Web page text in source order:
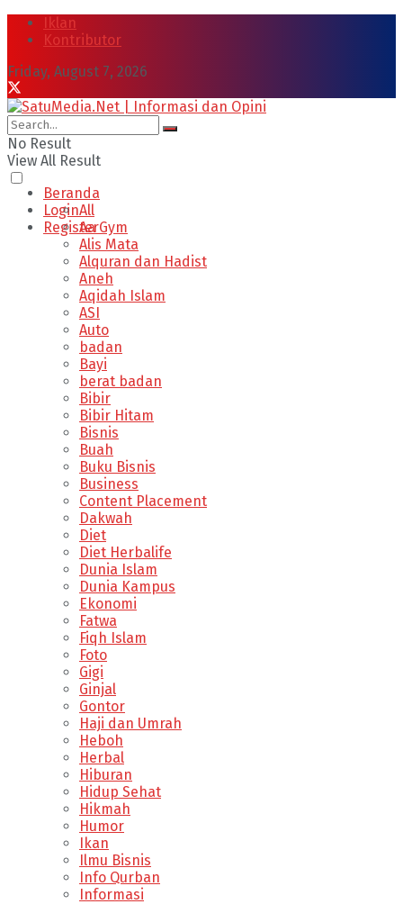
Iklan
Kontributor
Friday, August 7, 2026
No Result
View All Result
Login
Register
Beranda
All
Aa Gym
Alis Mata
Alquran dan Hadist
Aneh
Aqidah Islam
ASI
Auto
badan
Bayi
berat badan
Bibir
Bibir Hitam
Bisnis
Buah
Buku Bisnis
Business
Content Placement
Dakwah
Diet
Diet Herbalife
Dunia Islam
Dunia Kampus
Ekonomi
Fatwa
Fiqh Islam
Foto
Gigi
Ginjal
Gontor
Haji dan Umrah
Heboh
Herbal
Hiburan
Hidup Sehat
Hikmah
Humor
Ikan
Ilmu Bisnis
Info Qurban
Informasi